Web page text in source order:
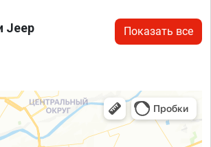
Jeep Показать все